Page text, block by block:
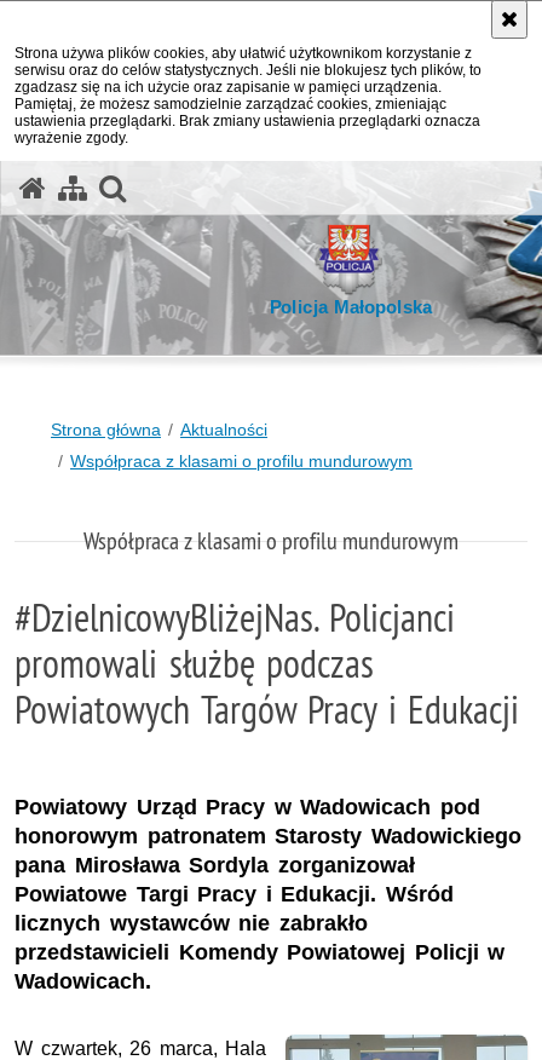
Strona używa plików cookies, aby ułatwić użytkownikom korzystanie z
serwisu oraz do celów statystycznych. Jeśli nie blokujesz tych plików, to
zgadzasz się na ich użycie oraz zapisanie w pamięci urządzenia.
Pamiętaj, że możesz samodzielnie zarządzać cookies, zmieniając
ustawienia przeglądarki. Brak zmiany ustawienia przeglądarki oznacza
wyrażenie zgody.
Policja Małopolska
Strona główna
Aktualności
Współpraca z klasami o profilu mundurowym
Współpraca z klasami o profilu mundurowym
#DzielnicowyBliżejNas. Policjanci
promowali służbę podczas
Powiatowych Targów Pracy i Edukacji
Powiatowy Urząd Pracy w Wadowicach pod
honorowym patronatem Starosty Wadowickiego
pana Mirosława Sordyla zorganizował
Powiatowe Targi Pracy i Edukacji. Wśród
licznych wystawców nie zabrakło
przedstawicieli Komendy Powiatowej Policji w
Wadowicach.
W czwartek, 26 marca, Hala